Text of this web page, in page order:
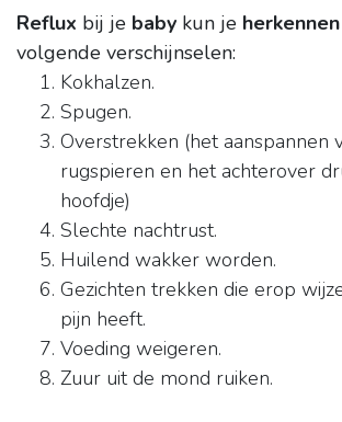
Reflux bij je baby kun je herkennen
volgende verschijnselen:
Kokhalzen.
Spugen.
Overstrekken (het aanspannen
rugspieren en het achterover
hoofdje)
Slechte nachtrust.
Huilend wakker worden.
Gezichten trekken die erop
pijn heeft.
Voeding weigeren.
Zuur uit de mond ruiken.